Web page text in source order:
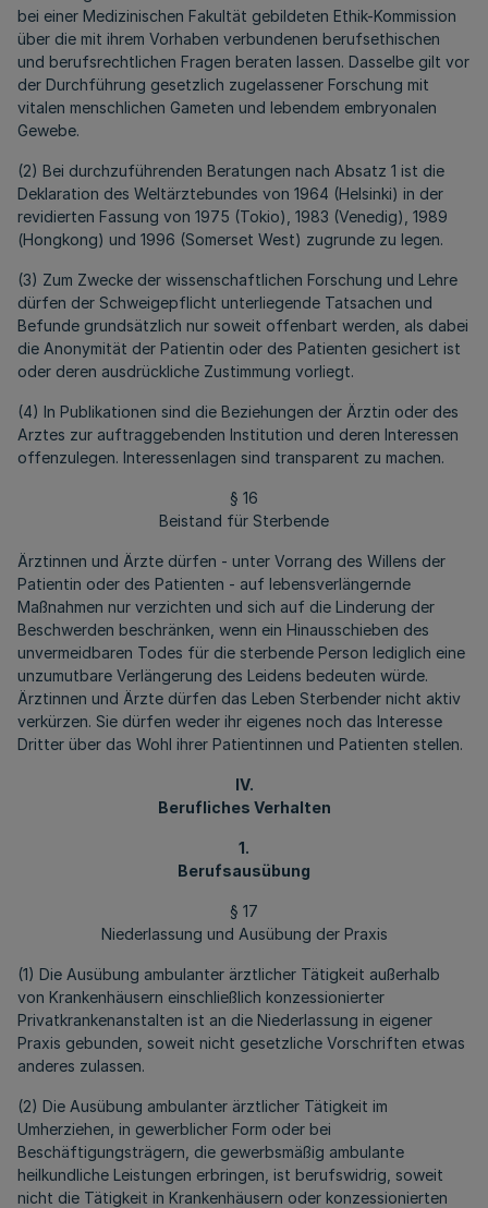
bei einer Medizinischen Fakultät gebildeten Ethik-Kommission
über die mit ihrem Vorhaben verbundenen berufsethischen
und berufsrechtlichen Fragen beraten lassen. Dasselbe gilt vor
der Durchführung gesetzlich zugelassener Forschung mit
vitalen menschlichen Gameten und lebendem embryonalen
Gewebe.
(2) Bei durchzuführenden Beratungen nach Absatz 1 ist die
Deklaration des Weltärztebundes von 1964 (Helsinki) in der
revidierten Fassung von 1975 (Tokio), 1983 (Venedig), 1989
(Hongkong) und 1996 (Somerset West) zugrunde zu legen.
(3) Zum Zwecke der wissenschaftlichen Forschung und Lehre
dürfen der Schweigepflicht unterliegende Tatsachen und
Befunde grundsätzlich nur soweit offenbart werden, als dabei
die Anonymität der Patientin oder des Patienten gesichert ist
oder deren ausdrückliche Zustimmung vorliegt.
(4) In Publikationen sind die Beziehungen der Ärztin oder des
Arztes zur auftraggebenden Institution und deren Interessen
offenzulegen. Interessenlagen sind transparent zu machen.
§ 16
Beistand für Sterbende
Ärztinnen und Ärzte dürfen - unter Vorrang des Willens der
Patientin oder des Patienten - auf lebensverlängernde
Maßnahmen nur verzichten und sich auf die Linderung der
Beschwerden beschränken, wenn ein Hinausschieben des
unvermeidbaren Todes für die sterbende Person lediglich eine
unzumutbare Verlängerung des Leidens bedeuten würde.
Ärztinnen und Ärzte dürfen das Leben Sterbender nicht aktiv
verkürzen. Sie dürfen weder ihr eigenes noch das Interesse
Dritter über das Wohl ihrer Patientinnen und Patienten stellen.
IV.
Berufliches Verhalten
1.
Berufsausübung
§ 17
Niederlassung und Ausübung der Praxis
(1) Die Ausübung ambulanter ärztlicher Tätigkeit außerhalb
von Krankenhäusern einschließlich konzessionierter
Privatkrankenanstalten ist an die Niederlassung in eigener
Praxis gebunden, soweit nicht gesetzliche Vorschriften etwas
anderes zulassen.
(2) Die Ausübung ambulanter ärztlicher Tätigkeit im
Umherziehen, in gewerblicher Form oder bei
Beschäftigungsträgern, die gewerbsmäßig ambulante
heilkundliche Leistungen erbringen, ist berufswidrig, soweit
nicht die Tätigkeit in Krankenhäusern oder konzessionierten